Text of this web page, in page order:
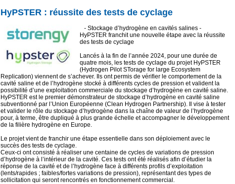
HyPSTER : réussite des tests de cyclage
- Stockage d’hydrogène en cavités salines -
HyPSTER franchit une nouvelle étape avec la réussite
des tests de cyclage
Lancés à la fin de l’année 2024, pour une durée de
quatre mois, les tests de cyclage du projet HyPSTER
(Hydrogen Pilot STorage for large Ecosystem
Replication) viennent de s’achever. Ils ont permis de vérifier le comportement de la
cavité saline et de l’hydrogène stocké à différents cycles de pression et valident la
possibilité d’une exploitation commerciale du stockage d’hydrogène en cavité saline.
HyPSTER est le premier démonstrateur de stockage d’hydrogène en cavité saline
subventionné par l’Union Européenne (Clean Hydrogen Partnership). Il vise à tester
et valider le rôle du stockage d’hydrogène dans la chaîne de valeur de l’hydrogène
pour, à terme, être dupliqué à plus grande échelle et accompagner le développement
de la filière hydrogène en Europe.
Le projet vient de franchir une étape essentielle dans son déploiement avec le
succès des tests de cyclage.
Ceux-ci ont consisté à réaliser une centaine de cycles de variations de pression
d’hydrogène à l’intérieur de la cavité. Ces tests ont été réalisés afin d’étudier la
réponse de la cavité et de l’hydrogène face à différents profils d’exploitation
(lents/rapides ; faibles/fortes variations de pression), représentant des types de
sollicitation qui seront rencontrés en fonctionnement commercial.